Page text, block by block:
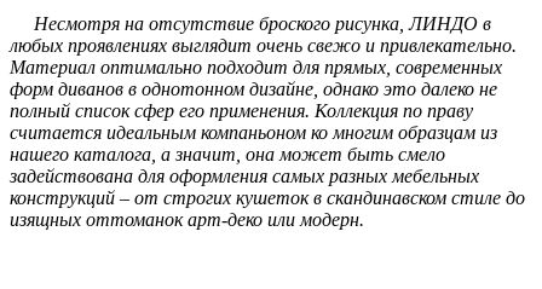
Несмотря на отсутствие броского рисунка, ЛИНДО в
любых проявлениях выглядит очень свежо и привлекательно.
Материал оптимально подходит для прямых, современных
форм диванов в однотонном дизайне, однако это далеко не
полный список сфер его применения. Коллекция по праву
считается идеальным компаньоном ко многим образцам из
нашего каталога, а значит, она может быть смело
задействована для оформления самых разных мебельных
конструкций – от строгих кушеток в скандинавском стиле до
изящных оттоманок арт-деко или модерн.